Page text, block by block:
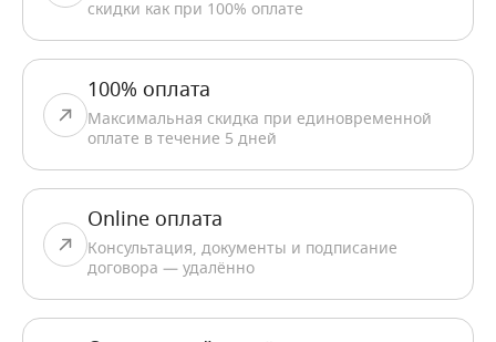
скидки как при 100% оплате
100% оплата
Максимальная скидка при единовременной
оплате в течение 5 дней
Online оплата
Консультация, документы и подписание
договора — удалённо